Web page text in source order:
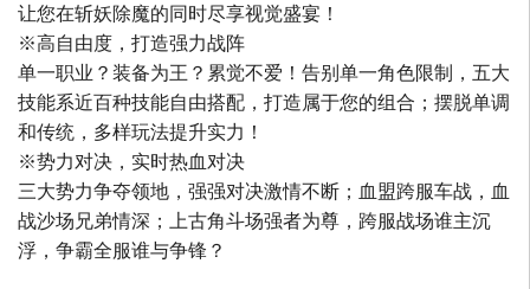
让您在斩妖除魔的同时尽享视觉盛宴！
※高自由度，打造强力战阵
单一职业？装备为王？累觉不爱！告别单一角色限制，五大
技能系近百种技能自由搭配，打造属于您的组合；摆脱单调
和传统，多样玩法提升实力！
※势力对决，实时热血对决
三大势力争夺领地，强强对决激情不断；血盟跨服车战，血
战沙场兄弟情深；上古角斗场强者为尊，跨服战场谁主沉
浮，争霸全服谁与争锋？